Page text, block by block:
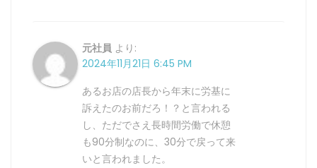
元社員 より:
2024年11月21日 6:45 PM
あるお店の店長から年末に労基に
訴えたのお前だろ！？と言われる
し、ただでさえ長時間労働で休憩
も90分制なのに、30分で戻って来
いと言われました。